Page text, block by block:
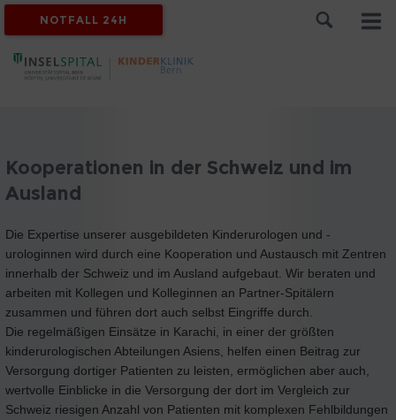
NOTFALL 24H
Kooperationen in der Schweiz und im
Ausland
Die Expertise unserer ausgebildeten Kinderurologen und -
urologinnen wird durch eine Kooperation und Austausch mit Zentren
innerhalb der Schweiz und im Ausland aufgebaut. Wir beraten und
arbeiten mit Kollegen und Kolleginnen an Partner-Spitälern
zusammen und führen dort auch selbst Eingriffe durch.
Die regelmäßigen Einsätze in Karachi, in einer der größten
kinderurologischen Abteilungen Asiens, helfen einen Beitrag zur
Versorgung dortiger Patienten zu leisten, ermöglichen aber auch,
wertvolle Einblicke in die Versorgung der dort im Vergleich zur
Schweiz riesigen Anzahl von Patienten mit komplexen Fehlbildungen